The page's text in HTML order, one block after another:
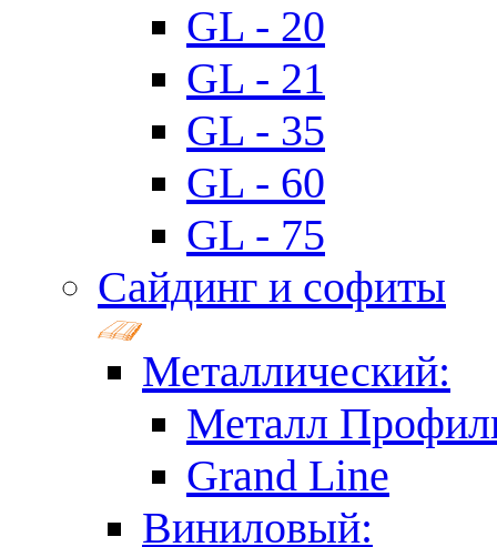
GL - 20
GL - 21
GL - 35
GL - 60
GL - 75
Сайдинг и софиты
Металлический:
Металл
Grand Line
Виниловый: